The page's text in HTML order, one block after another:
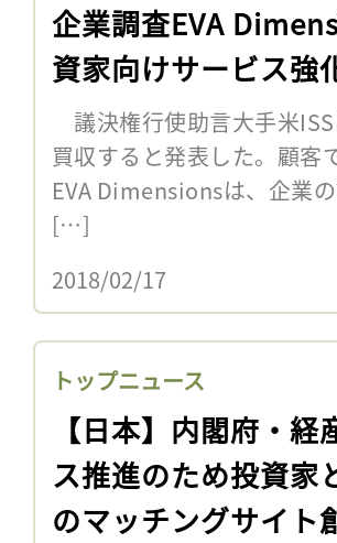
企業調査EVA
資家向けサービス強
議決権行使助言大手米
買収すると発表した。顧客
EVA Dimensionsは、企業
[…]
2018/02/17
トップニュース
【日本】内閣府・
ス推進のため投資家
のマッチングサイト